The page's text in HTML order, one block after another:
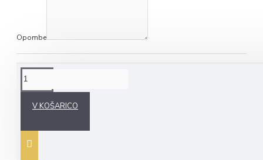
Opombe
V KOŠARICO